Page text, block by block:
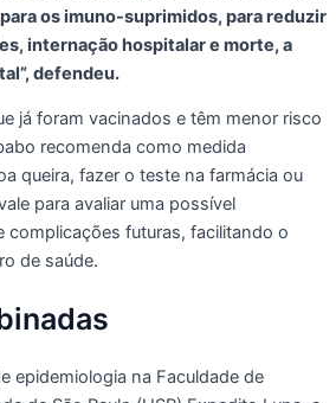
os imuno-suprimidos, para reduzir
internação hospitalar e morte, a
defendeu.
já foram vacinados e têm menor risco
recomenda como medida
queira, fazer o teste na farmácia ou
para avaliar uma possível
complicações futuras, facilitando o
de saúde.
epidemiologia na Faculdade de